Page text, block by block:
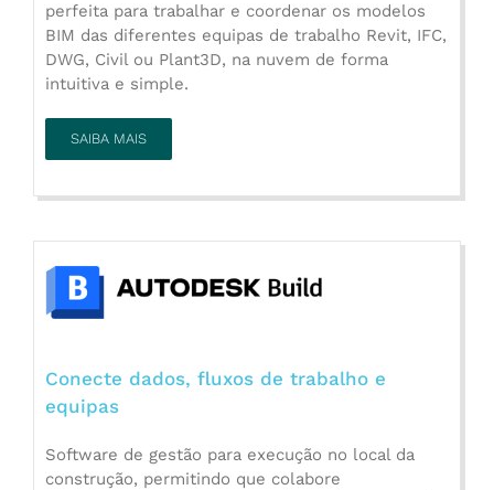
perfeita para trabalhar e coordenar os modelos
BIM das diferentes equipas de trabalho Revit, IFC,
DWG, Civil ou Plant3D, na nuvem de forma
intuitiva e simple.
SAIBA MAIS
Conecte dados, fluxos de trabalho e
equipas
Software de gestão para execução no local da
construção, permitindo que colabore